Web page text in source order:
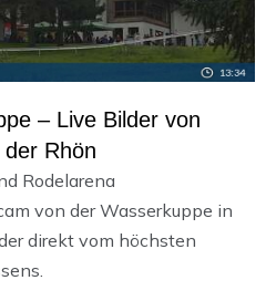
– Live Bilder von
Rhön
Rodelarena
von der Wasserkuppe in
direkt vom höchsten